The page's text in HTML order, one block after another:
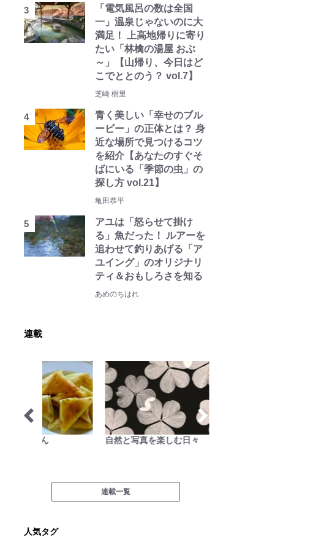
「電気風呂の数は全国
一」温泉じゃないのに大
満足！ 上高地帰りに寄り
たい「林檎の湯屋 おぶ
～」【山帰り、今日はど
こでととのう？ vol.7】
芝崎 樹里
青く美しい「幸せのブル
ービー」の正体とは？ 身
近な場所で見つけるコツ
を紹介【あなたのすぐそ
ばにいる「季節の虫」の
探し方 vol.21】
亀田恭平
アユは「怒らせて掛け
る」魚だった！ ルアーを
追わせて釣りあげる「ア
ユイング」のオリジナリ
ティ＆おもしろさを知る
あめのちはれ
連載
自然と写真を楽しむ日々
AKB48さっほーの動画連
連載一覧
人気タグ